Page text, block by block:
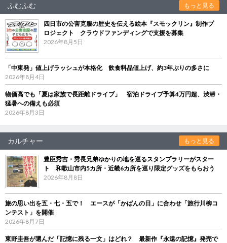
ふむふむ もっと見る
四日市の公害克服の歴史を伝える絵本『スモックリン』制作プ
ロジェクト クラウドファンディングで支援を募集
2026年8月5日
「中東発」値上げラッシュが本格化 飲食料品値上げ、約3年ぶりの多さに
2026年8月4日
物価高でも「夏は家族で長距離ドライブ」 宿泊ドライブ予算4万円超、渋滞・
猛暑への備えも必須
2026年8月3日
カルチャー もっと見る
豊臣秀吉・秀長兄弟ゆかりの地を巡るスタンプラリーがスター
ト 和歌山市内5カ所・近畿6カ所を巡り限定グッズをもらおう
2026年8月8日
旅の思い出を五・七・五で！ エースが「かばんの日」に合わせ「旅行川柳コ
ンテスト」を開催
2026年8月7日
東野圭吾が選んだ「記憶に残る一文」はどれ？ 最新作『永遠の記憶』発売で